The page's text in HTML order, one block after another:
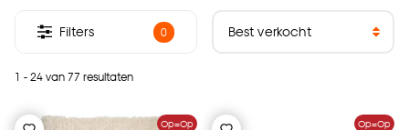
1 - 24 van 77 resultaten
Filters 0
Op=Op
Op=Op